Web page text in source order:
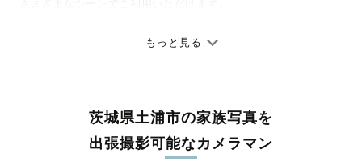
ありのままの空気感を大切に、何十年経っても見返したくなるよ
料金は全国どこでも一律。わかりやすく安心の価格設定です。オ
リジナルの研修と厳正な審査に合格し、撮影技術やホスピタリテ
ィを身につけたプロのカメラマンが全国47都道府県に在籍してい
もっと見る
茨城県土浦市の家族写真を
出張撮影可能なカメラマン